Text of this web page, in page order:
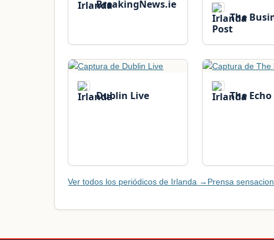
BreakingNews.ie
The
Post
Dublin Live The Echo
Ver todos los periódicos de Irlanda → Prensa